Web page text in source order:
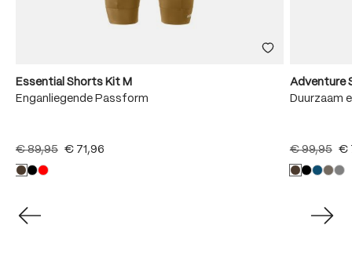
Essential Shorts Kit M
Enganliegende Passform
€ 89,95 € 71,96
Adventure
Duurzaam
€ 99,95 €